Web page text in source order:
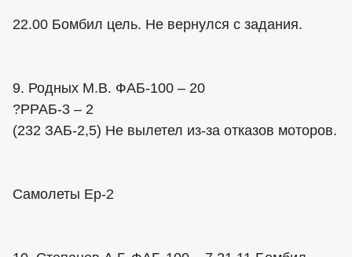
22.00 Бомбил цель. Не вернулся с задания.
9. Родных М.В. ФАБ-100 – 20
?РРАБ-3 – 2
(232 ЗАБ-2,5) Не вылетел из-за отказов моторов.
Самолеты Ер-2